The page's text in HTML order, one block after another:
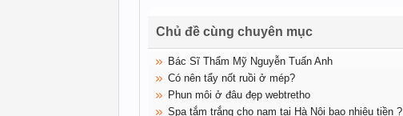
Chủ đề cùng chuyên mục
Bác Sĩ Thẩm Mỹ Nguyễn Tuấn Anh
Có nên tẩy nốt ruồi ở mép?
Phun môi ở đâu đẹp webtretho
Spa tắm trắng cho nam tại Hà Nội bao nhiêu tiền ?